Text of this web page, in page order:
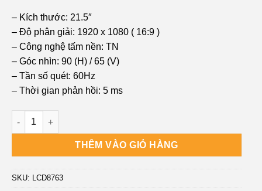
– Kích thước: 21.5″
– Độ phân giải: 1920 x 1080 ( 16:9 )
– Công nghệ tấm nền: TN
– Góc nhìn: 90 (H) / 65 (V)
– Tần số quét: 60Hz
– Thời gian phản hồi: 5 ms
Dịch vụ Bán Màn Hình Dell 21.5" E2216HV (1920x1080/TN/
THÊM VÀO GIỎ HÀNG
SKU: LCD8763